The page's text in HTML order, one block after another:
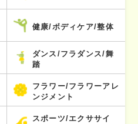
健康/ボディケア/整体
ダンス/フラダンス/舞
踏
フラワー/フラワーアレ
ンジメント
スポーツ/エクササイ